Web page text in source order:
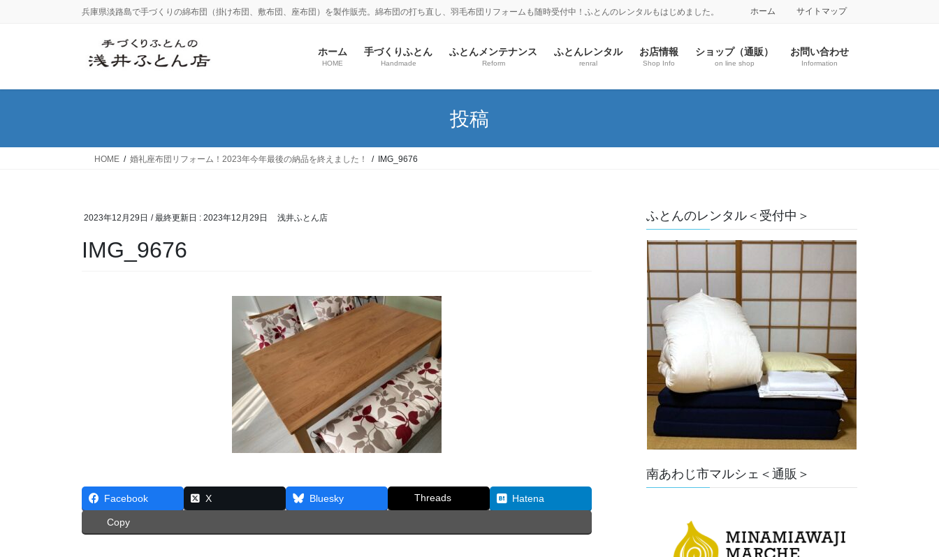
に
ョ
兵庫県淡路島で手づくりの綿布団（掛け布団、敷布団、座布団）を製作販売。綿布団の打ち直し、羽毛布団リフォームも随時受付中！ふとんのレンタルもはじめました。 ホーム サイトマップ
ホーム
HOME
手づくりふとん
Handmade
ふとんメンテナンス
Reform
ふとんレンタル
renral
お店情報
Shop Info
ショップ（通販）
on line shop
お問い合わせ
Information
投稿
HOME 婚礼座布団リフォーム！2023年今年最後の納品を終えました！ IMG_9676
2023年12月29日 / 最終更新日 : 2023年12月29日 浅井ふとん店
IMG_9676
Facebook X Bluesky Threads Hatena
Copy
ふとんのレンタル＜受付中＞
南あわじ市マルシェ＜通販＞